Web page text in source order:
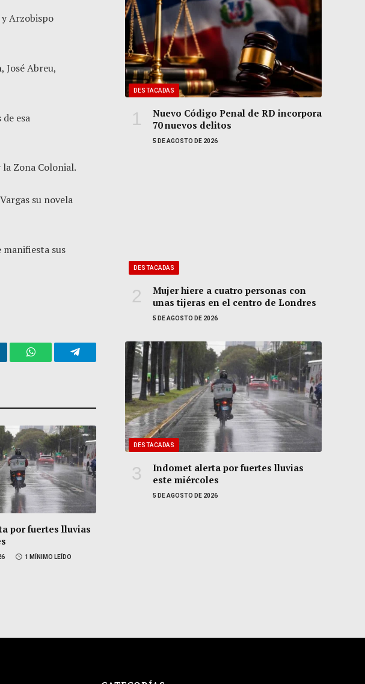
Arzobispo
Abreu,
esa
Zona Colonial.
su novela
sus
WhatsAppTelegram
por fuertes lluvias
1 MÍNIMO LEÍDO
DESTACADAS
Nuevo Código Penal de RD incorpora
70 nuevos delitos
5 DE AGOSTO DE 2026
DESTACADAS
Mujer hiere a cuatro personas con
unas tijeras en el centro de Londres
5 DE AGOSTO DE 2026
DESTACADAS
Indomet alerta por fuertes lluvias
este miércoles
5 DE AGOSTO DE 2026